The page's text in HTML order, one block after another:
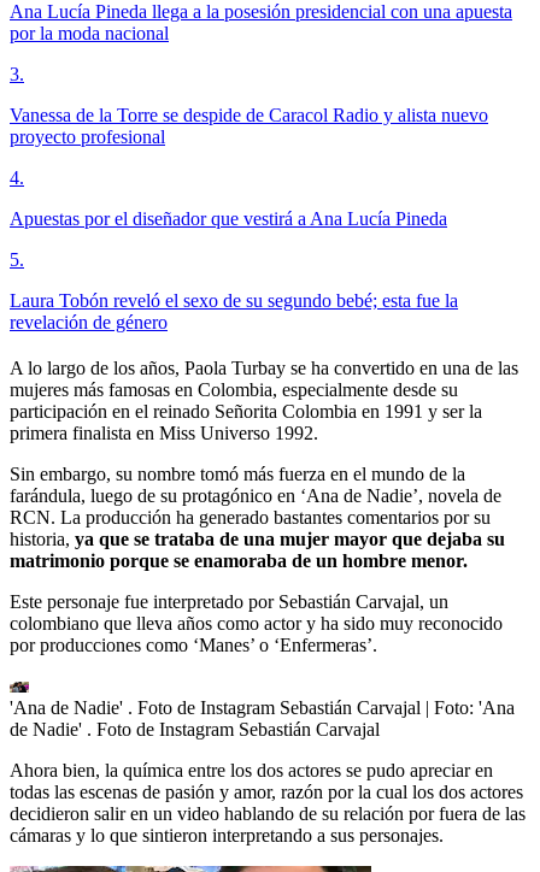
Ana Lucía Pineda llega a la posesión presidencial con una apuesta
por la moda nacional
3.
Vanessa de la Torre se despide de Caracol Radio y alista nuevo
proyecto profesional
4.
Apuestas por el diseñador que vestirá a Ana Lucía Pineda
5.
Laura Tobón reveló el sexo de su segundo bebé; esta fue la
revelación de género
A lo largo de los años, Paola Turbay se ha convertido en una de las
mujeres más famosas en Colombia, especialmente desde su
participación en el reinado Señorita Colombia en 1991 y ser la
primera finalista en Miss Universo 1992.
Sin embargo, su nombre tomó más fuerza en el mundo de la
farándula, luego de su protagónico en ‘Ana de Nadie’, novela de
RCN. La producción ha generado bastantes comentarios por su
historia, ya que se trataba de una mujer mayor que dejaba su
matrimonio porque se enamoraba de un hombre menor.
Este personaje fue interpretado por Sebastián Carvajal, un
colombiano que lleva años como actor y ha sido muy reconocido
por producciones como ‘Manes’ o ‘Enfermeras’.
'Ana de Nadie' . Foto de Instagram Sebastián Carvajal | Foto: 'Ana
de Nadie' . Foto de Instagram Sebastián Carvajal
Ahora bien, la química entre los dos actores se pudo apreciar en
todas las escenas de pasión y amor, razón por la cual los dos actores
decidieron salir en un video hablando de su relación por fuera de las
cámaras y lo que sintieron interpretando a sus personajes.